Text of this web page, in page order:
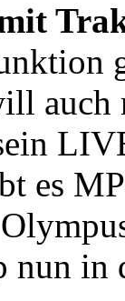
auch
es
nun